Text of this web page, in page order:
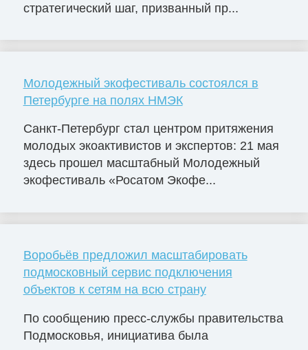
стратегический шаг, призванный пр...
Молодежный экофестиваль состоялся в
Петербурге на полях НМЭК
Санкт-Петербург стал центром притяжения
молодых экоактивистов и экспертов: 21 мая
здесь прошел масштабный Молодежный
экофестиваль «Росатом Экофе...
Воробьёв предложил масштабировать
подмосковный сервис подключения
объектов к сетям на всю страну
По сообщению пресс-службы правительства
Подмосковья, инициатива была